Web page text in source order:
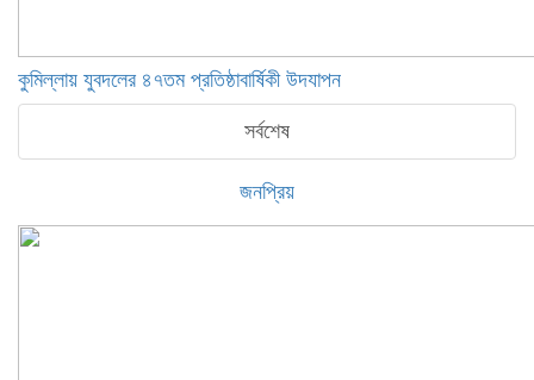
কুমিল্লায় যুবদলের ৪৭তম প্রতিষ্ঠাবার্ষিকী উদযাপন
সর্বশেষ
জনপ্রিয়